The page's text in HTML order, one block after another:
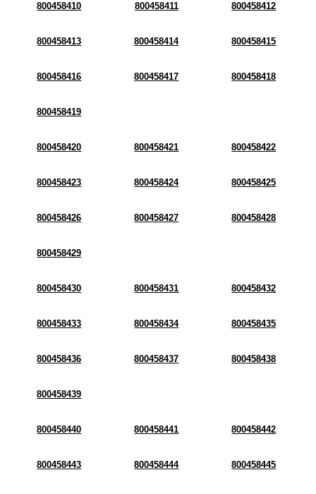
800458410 800458411 800458412
800458413 800458414 800458415
800458416 800458417 800458418
800458419
800458420 800458421 800458422
800458423 800458424 800458425
800458426 800458427 800458428
800458429
800458430 800458431 800458432
800458433 800458434 800458435
800458436 800458437 800458438
800458439
800458440 800458441 800458442
800458443 800458444 800458445